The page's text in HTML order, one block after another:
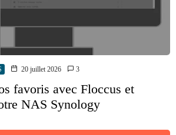
20 juillet 2026 3
favoris avec Floccus et
NAS Synology